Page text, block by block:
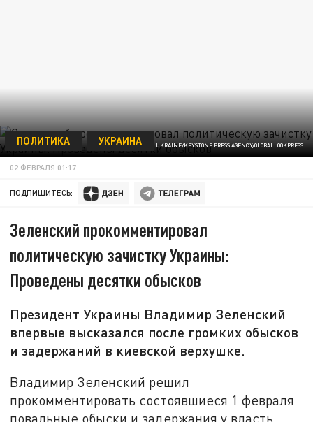
PRESIDENT OF UKRAINE/KEYSTONE PRESS AGENCY/GLOBALLOOKPRESS
ПОЛИТИКА УКРАИНА
02 ФЕВРАЛЯ 01:17
ПОДПИШИТЕСЬ:
Зеленский прокомментировал
политическую зачистку Украины:
Проведены десятки обысков
Президент Украины Владимир Зеленский
впервые высказался после громких обысков
и задержаний в киевской верхушке.
Владимир Зеленский решил
прокомментировать состоявшиеся 1 февраля
повальные обыски и задержания у власть